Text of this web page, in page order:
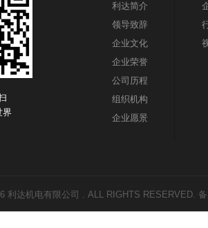
界
利达简介
领导致辞
企业文化
企业荣誉
公司历程
组织机构
企业愿景
利达机电有限公司 . ALL RIGHTS RESERVED.